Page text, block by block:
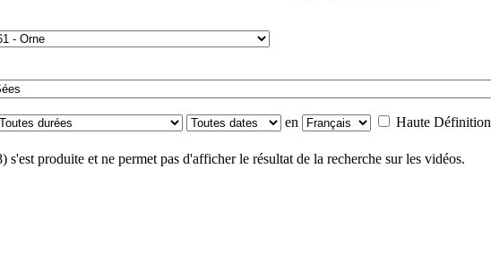
en Haute Définition
s'est produite et ne permet pas d'afficher le résultat de la recherche sur les vidéos.